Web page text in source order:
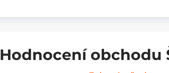
Hodnocení obchodu